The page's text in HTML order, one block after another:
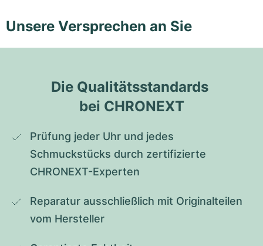
Unsere Versprechen an Sie
Die Qualitätsstandards
bei CHRONEXT
Prüfung jeder Uhr und jedes
Schmuckstücks durch zertifizierte
CHRONEXT-Experten
Reparatur ausschließlich mit Originalteilen
vom Hersteller